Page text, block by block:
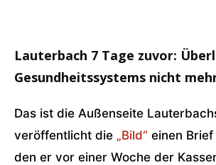
Lauterbach 7 Tage zuvor:
Gesundheitssystems nicht
Das ist die Außenseite
veröffentlicht die „Bild“ einen
den er vor einer Woche der